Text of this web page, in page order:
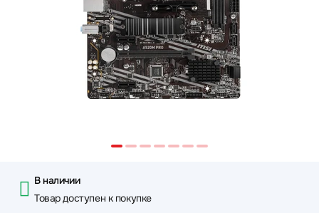
В наличии
Товар доступен к покупке